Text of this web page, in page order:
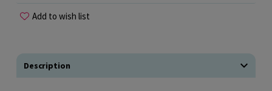
Add to wish list
Description